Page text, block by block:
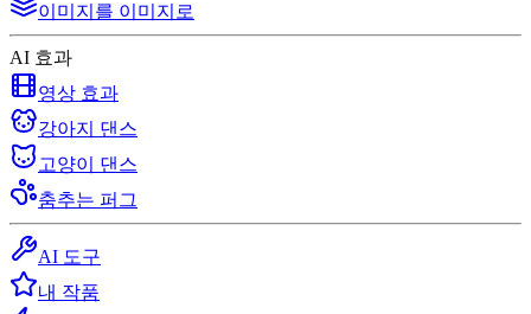
이미지를 이미지로
AI 효과
영상 효과
강아지 댄스
고양이 댄스
춤추는 퍼그
AI 도구
내 작품